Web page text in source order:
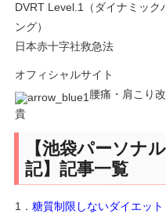
DVRT Level.1（ダイナミック
ング）
日本赤十字社救急法
オフィシャルサイト
腰痛・肩こり
貴
【池袋パーソナ
記】記事一覧
1．糖質制限しないダイエッ